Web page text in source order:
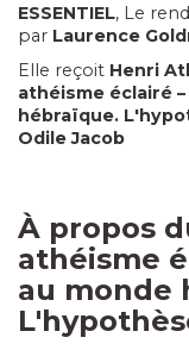
ESSENTIEL, Le
par Laurence
Elle reçoit Henri
athéisme éclairé
hébraïque.
Odile Jacob
À propos
athéisme
au monde